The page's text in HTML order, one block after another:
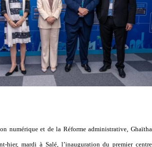
numérique et de la Réforme administrative, Ghaïtha
hier, mardi à Salé, l’inauguration du premier centre